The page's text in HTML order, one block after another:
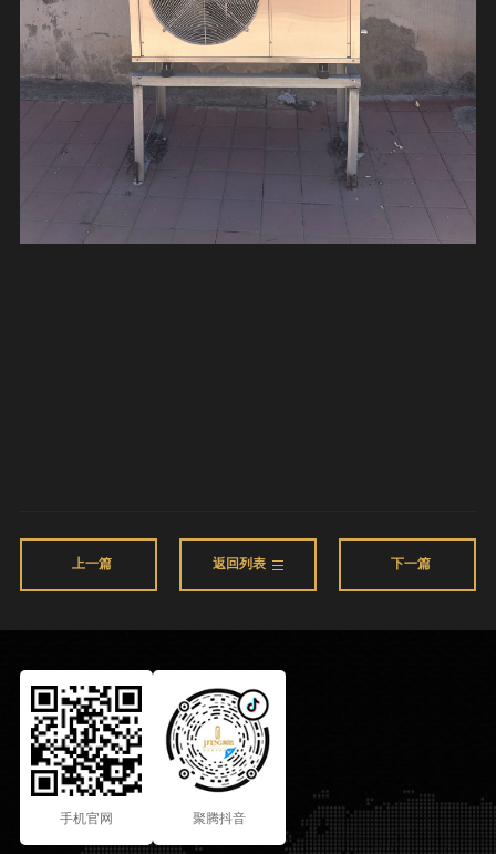
上一篇 返回列表 下一篇
手机官网 聚腾抖音